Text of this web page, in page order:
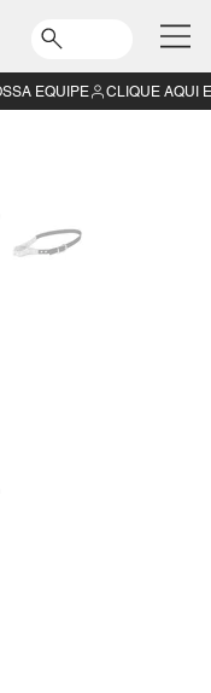
EQUIPE